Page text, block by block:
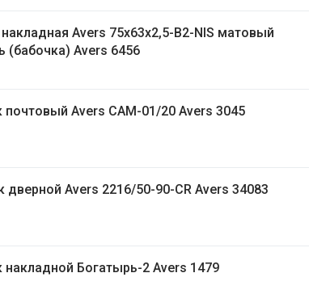
Avers 75х63х2,5-B2-NIS матовый
(бабочка) Avers 6456
почтовый Avers CAM-01/20 Avers 3045
дверной Avers 2216/50-90-CR Avers 34083
накладной Богатырь-2 Avers 1479